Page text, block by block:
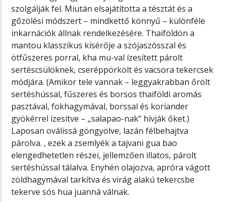
szolgálják fel. Miután elsajátította a tésztát és a
gőzölési módszert – mindkettő könnyű – különféle
inkarnációk állnak rendelkezésére. Thaiföldön a
mantou klasszikus kísérője a szójaszósszal és
ötfűszeres porral, kha mu-val ízesített párolt
sertéscsülöknek, cseréppörkölt és vacsora tekercsek
módjára. (Amikor tele vannak – leggyakrabban őrölt
sertéshússal, fűszeres és borsos thaiföldi aromás
pasztával, fokhagymával, borssal és koriander
gyökérrel ízesítve – „salapao-nak” hívják őket.)
Laposan oválissá göngyölve, lazán félbehajtva
párolva. , ezek a zsemlyék a tajvani gua bao
elengedhetetlen részei, jellemzően illatos, párolt
sertéshússal tálalva. Enyhén olajozva, apróra vágott
zöldhagymával tarkítva és virág alakú tekercsbe
tekerve sós hua juanná válnak.